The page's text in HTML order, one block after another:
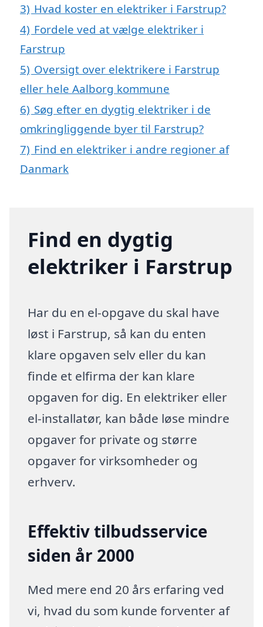
3) Hvad koster en elektriker i Farstrup?
4) Fordele ved at vælge elektriker i
Farstrup
5) Oversigt over elektrikere i Farstrup
eller hele Aalborg kommune
6) Søg efter en dygtig elektriker i de
omkringliggende byer til Farstrup?
7) Find en elektriker i andre regioner af
Danmark
Find en dygtig
elektriker i Farstrup
Har du en el-opgave du skal have
løst i Farstrup, så kan du enten
klare opgaven selv eller du kan
finde et elfirma der kan klare
opgaven for dig. En elektriker eller
el-installatør, kan både løse mindre
opgaver for private og større
opgaver for virksomheder og
erhverv.
Effektiv tilbudsservice
siden år 2000
Med mere end 20 års erfaring ved
vi, hvad du som kunde forventer af